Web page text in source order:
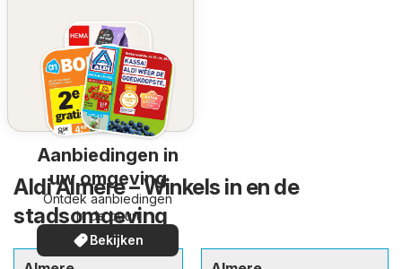
Aanbiedingen in
uw omgeving
Ontdek aanbiedingen
in de buurt
Bekijken
Aldi Almere – Winkels in en de
stadsomgeving